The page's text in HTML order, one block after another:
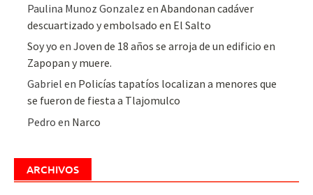
Paulina Munoz Gonzalez enAbandonan cadáver
descuartizado y embolsado en El Salto
Soy yo enJoven de 18 años se arroja de un edificio en
Zapopan y muere.
Gabriel en Policías tapatíos localizan a menores que
se fueron de fiesta a Tlajomulco
Pedro en Narco
ARCHIVOS